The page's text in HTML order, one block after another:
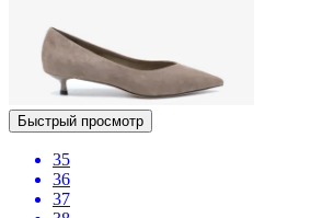
Быстрый просмотр
35
36
37